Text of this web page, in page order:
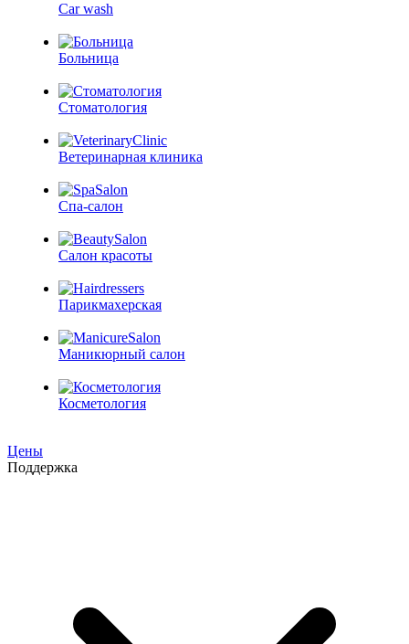
Car wash
Больница
Стоматология
Ветеринарная клиника
Спа-салон
Салон красоты
Парикмахерская
Маникюрный салон
Косметология
Цены
Поддержка